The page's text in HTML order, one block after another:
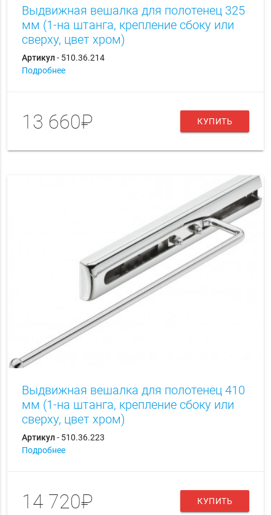
Выдвижная вешалка для полотенец 325
мм (1-на штанга, крепление сбоку или
сверху, цвет хром)
Артикул- 510.36.214
Подробнее
13 660₽ КУПИТЬ
Выдвижная вешалка для полотенец 410
мм (1-на штанга, крепление сбоку или
сверху, цвет хром)
Артикул- 510.36.223
Подробнее
14 720₽ КУПИТЬ